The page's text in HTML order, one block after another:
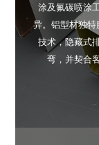
涂及氟碳喷涂
异。铝型材独
技术，隐藏式
弯，并契合